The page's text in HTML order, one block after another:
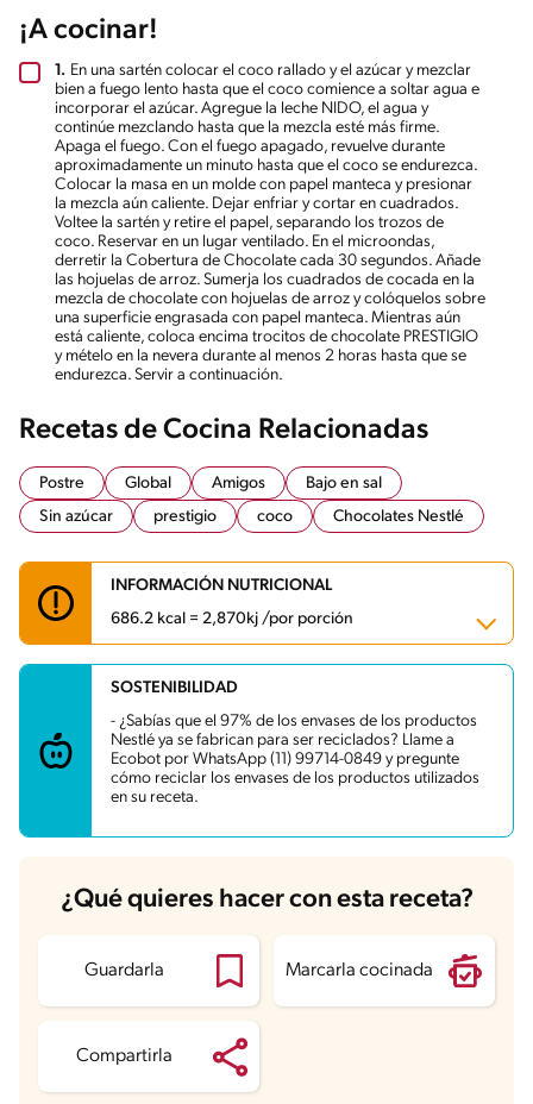
¡A cocinar!
1. En una sartén colocar el coco rallado y el azúcar y mezclar
bien a fuego lento hasta que el coco comience a soltar agua e
incorporar el azúcar. Agregue la leche NIDO, el agua y
continúe mezclando hasta que la mezcla esté más firme.
Apaga el fuego. Con el fuego apagado, revuelve durante
aproximadamente un minuto hasta que el coco se endurezca.
Colocar la masa en un molde con papel manteca y presionar
la mezcla aún caliente. Dejar enfriar y cortar en cuadrados.
Voltee la sartén y retire el papel, separando los trozos de
coco. Reservar en un lugar ventilado. En el microondas,
derretir la Cobertura de Chocolate cada 30 segundos. Añade
las hojuelas de arroz. Sumerja los cuadrados de cocada en la
mezcla de chocolate con hojuelas de arroz y colóquelos sobre
una superficie engrasada con papel manteca. Mientras aún
está caliente, coloca encima trocitos de chocolate PRESTIGIO
y mételo en la nevera durante al menos 2 horas hasta que se
endurezca. Servir a continuación.
Recetas de Cocina Relacionadas
Postre Global Amigos
Bajo en sal
Sin azúcar
prestigio coco Chocolates Nestlé
INFORMACIÓN NUTRICIONAL
686.2 kcal = 2,870kj /por porción
Carbohidratos 81.8 g
Energía 686.2 kcal
Grasas 40.1 g
Fibra 8.7 g
Proteína 5.9 g
Grasas saturadas
SOSTENIBILIDAD
- ¿Sabías que el 97% de los envases de los productos
Nestlé ya se fabrican para ser reciclados? Llame a
Ecobot por WhatsApp (11) 99714-0849 y pregunte
cómo reciclar los envases de los productos utilizados
en su receta.
¿Qué quieres hacer con esta receta?
Guardarla Marcarla cocinada
Compartirla